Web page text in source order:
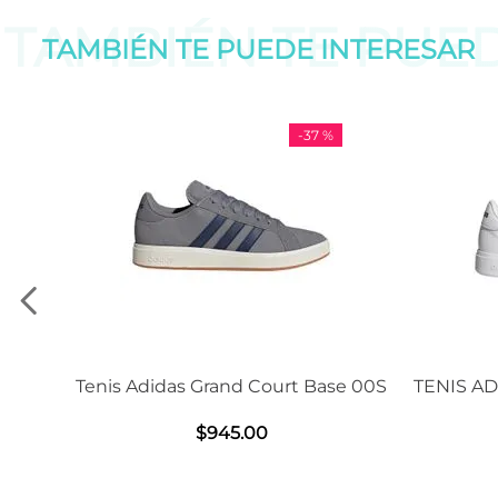
TAMBIÉN TE
TAMBIÉN TE PUEDE INTERESAR
-11 %
TENIS ADIDAS GRAND COURT BASE